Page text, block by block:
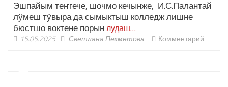
Эшпайым теҥгече, шочмо кечынже, И.С.Палантай
лӱмеш тӱвыра да сымыктыш колледж лишне
бюстшо воктене порынлудаш…
15.05.2025 Светлана Пехметова Комментарий